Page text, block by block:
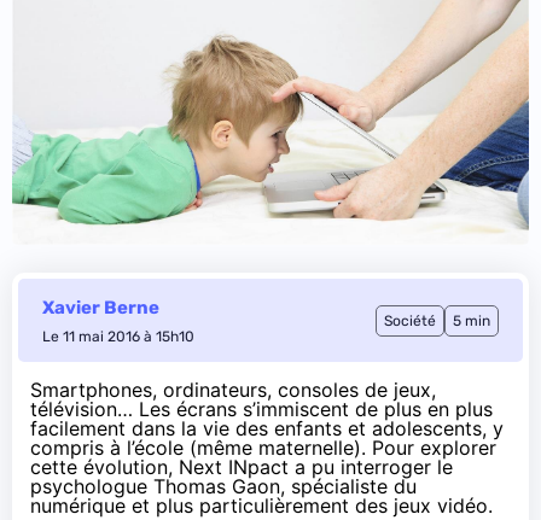
Xavier Berne
Le 11 mai 2016 à 15h10
Société 5 min
Smartphones, ordinateurs, consoles de jeux,
télévision… Les écrans s’immiscent de plus en plus
facilement dans la vie des enfants et adolescents, y
compris à l’école (même maternelle). Pour explorer
cette évolution, Next INpact a pu interroger le
psychologue Thomas Gaon, spécialiste du
numérique et plus particulièrement des jeux vidéo.